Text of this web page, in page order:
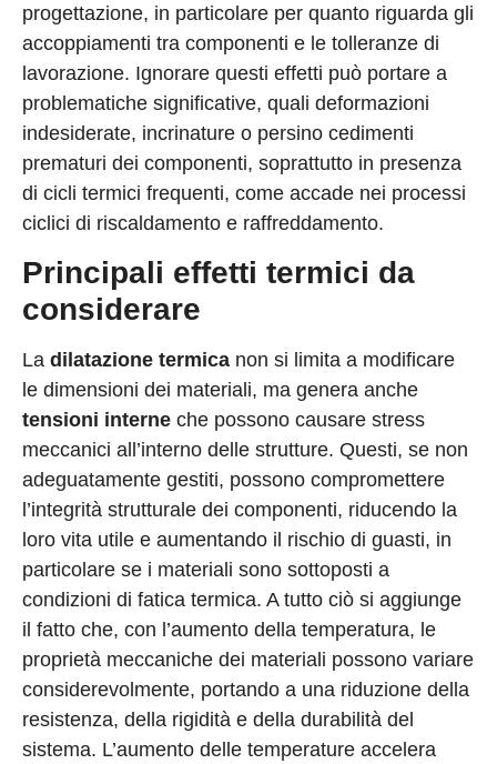
progettazione, in particolare per quanto riguarda gli
accoppiamenti tra componenti e le tolleranze di
lavorazione. Ignorare questi effetti può portare a
problematiche significative, quali deformazioni
indesiderate, incrinature o persino cedimenti
prematuri dei componenti, soprattutto in presenza
di cicli termici frequenti, come accade nei processi
ciclici di riscaldamento e raffreddamento.
Principali effetti termici da
considerare
La dilatazione termica non si limita a modificare
le dimensioni dei materiali, ma genera anche
tensioni interne che possono causare stress
meccanici all’interno delle strutture. Questi, se non
adeguatamente gestiti, possono compromettere
l’integrità strutturale dei componenti, riducendo la
loro vita utile e aumentando il rischio di guasti, in
particolare se i materiali sono sottoposti a
condizioni di fatica termica. A tutto ciò si aggiunge
il fatto che, con l’aumento della temperatura, le
proprietà meccaniche dei materiali possono variare
considerevolmente, portando a una riduzione della
resistenza, della rigidità e della durabilità del
sistema. L’aumento delle temperature accelera